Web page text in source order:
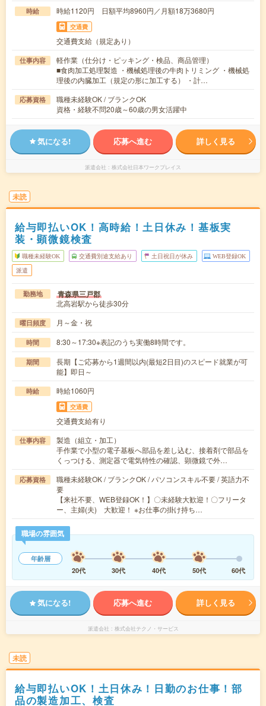
時給 時給1120円 日額平均8960円／月額18万3680円
交通費
交通費支給（規定あり）
仕事内容
軽作業（仕分け・ピッキング・検品、商品管理）
■食肉加工処理製造 ・機械処理後の牛肉トリミング ・機械処
理後の内臓加工（規定の形に加工する） ・計…
応募資格
職種未経験OK / ブランクOK
資格・経験不問20歳～60歳の男女活躍中
気になる! 応募へ進む 詳しく見る
派遣会社 株式会社日本ワークプレイス
未読
給与即払いOK！高時給！土日休み！基板実
装・顕微鏡検査
職種未経験OK 交通費別途支給あり 土日祝日が休み WEB登録OK
派遣
勤務地 青森県三戸郡
北高岩駅から徒歩30分
曜日頻度 月～金・祝
時間 8:30～17:30※表記のうち実働8時間です。
期間
長期【ご応募から1週間以内(最短2日目)のスピード就業が可
能】即日～
時給 時給1060円
交通費
交通費支給有り
仕事内容
製造（組立・加工）
手作業で小型の電子基板へ部品を差し込む、接着剤で部品を
くっつける、測定器で電気特性の確認、顕微鏡で外…
応募資格
職種未経験OK / ブランクOK / パソコンスキル不要 / 英語力不
要
【来社不要、WEB登録OK！】〇未経験大歓迎！〇フリータ
ー、主婦(夫) 大歓迎！ ※お仕事の掛け持ち…
職場の雰囲気
年齢層
20代
30代 40代 50代 60代
気になる! 応募へ進む 詳しく見る
派遣会社 株式会社テクノ・サービス
未読
給与即払いOK！土日休み！日勤のお仕事！部
品の製造加工、検査